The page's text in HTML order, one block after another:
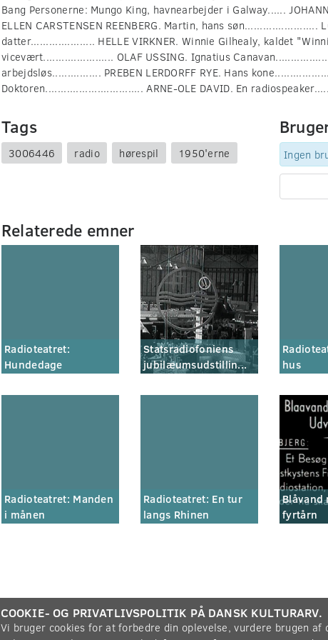
Bang Personerne: Mungo King, havnearbejder i Galway......
ELLEN CARSTENSEN REENBERG. Martin, hans søn........................
datter..................... HELLE VIRKNER. Winnie Gilhealy, kaldet
vicevært....................... OLAF USSING. Ignatius
arbejdsløs................ PREBEN LERDORFF RYE. Hans
Doktoren................................ ARNE-OLE DAVID. En
Tags
3006446 radio hørespil 1950'erne Ingen
Relaterede emner
Radioteatret:
Hundedage
Statsradiofoniens
jubilæumsudstillin...
hus
Radioteatret: Manden
i månen
Radioteatret: En tur
langs Rhinen
Blåvand
fyrtårn
COOKIE- OG PRIVATLIVSPOLITIK PÅ DANSK KULTURARV.
Vi bruger cookies for at forbedre din oplevelse, vurdere brugen af